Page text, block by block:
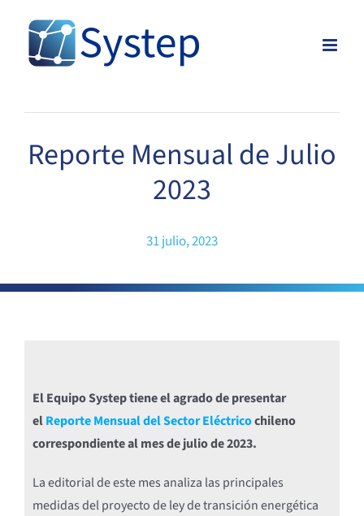
content
Reporte Mensual de Julio
2023
31 julio, 2023
El Equipo Systep tiene el agrado de presentar
elReporte Mensual del Sector Eléctricochileno
correspondiente al mes de julio de 2023.
La editorial de este mes analiza las principales
medidas del proyecto de ley de transición energética